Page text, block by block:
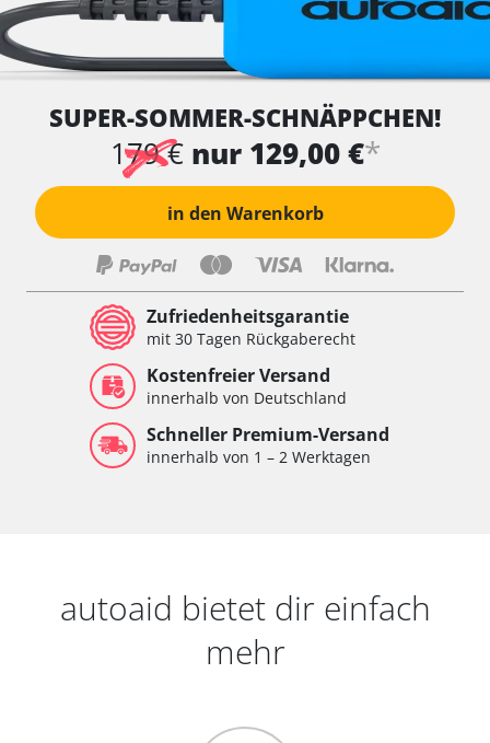
SUPER-SOMMER-SCHNÄPPCHEN!
179 € nur 129,00 €*
in den Warenkorb
Zufriedenheitsgarantie
mit 30 Tagen Rückgaberecht
Kostenfreier Versand
innerhalb von Deutschland
Schneller Premium-Versand
innerhalb von 1 – 2 Werktagen
autoaid bietet dir einfach
mehr